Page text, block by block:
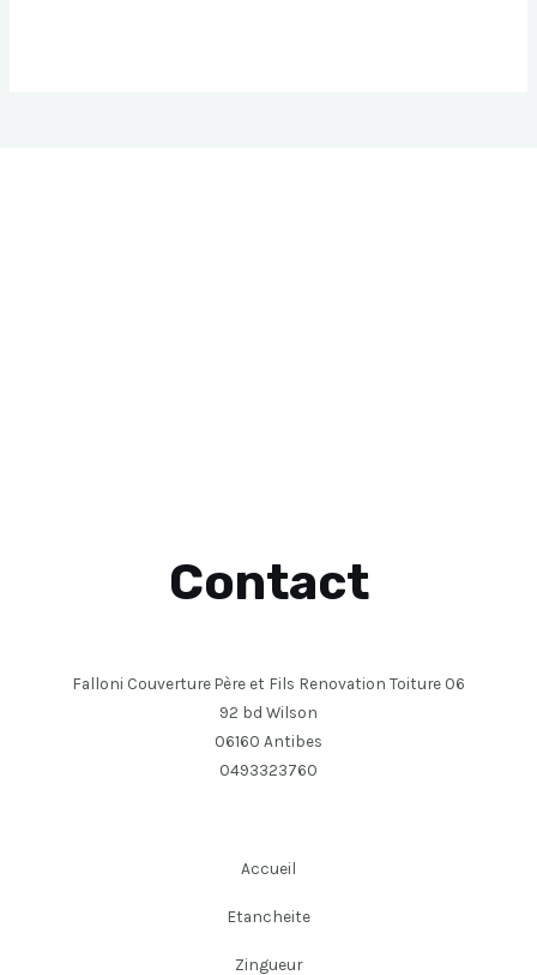
Contact
Falloni Couverture Père et Fils Renovation Toiture 06
92 bd Wilson
06160 Antibes
0493323760
Accueil
Etancheite
Zingueur